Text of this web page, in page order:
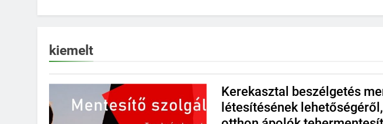
kiemelt
Kerekasztal beszélgetés
létesítésének